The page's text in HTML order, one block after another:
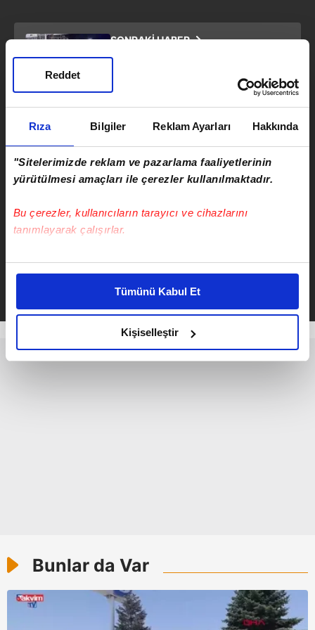
Rıza Bilgiler Reklam Ayarları Hakkında
"Sitelerimizde reklam ve pazarlama faaliyetlerinin
yürütülmesi amaçları ile çerezler kullanılmaktadır.
Bu çerezler, kullanıcıların tarayıcı ve cihazlarını
tanımlayarak çalışırlar.
Bu çerezlere izin vermeniz halinde sizlere özel
daha iyi reklam deneyimi yaşatabiliriz. Bunu yaparken
amacımızın size daha iyi bir reklam deneyimi sunmak
olduğunu ve sizlere en iyi içerikleri sunabilmek adına
elimizden gelen çabayı gösterdiğimizi ve bu noktada,
reklamların maliyetlerimizi karşılamak noktasında tek gelir
kullanılmaktadır. Diğer çerezler, sitemizin daha işlevsel
reklam/pazarlama faaliyetlerinin yapılması, amaçlarıyla
sınırlı olarak açık rızanız dahilinde kullanılacaktır.
Tümünü Kabul Et
Kişiselleştir
Reddet
SONRAKİ HABER
Kavşakta feci çarpışma:
Otomobille çarpışan araç yan
yattı
ÖNCEKİ HABER
Cumhurbaşkanı Tchiani ortak
basın toplantısında konuştu
Serkan Cortaoğlu
Bunlar da Var